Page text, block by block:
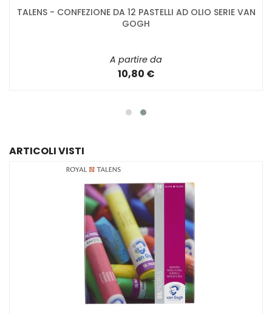
TALENS - CONFEZIONE DA 12 PASTELLI AD OLIO SERIE VAN
GOGH
A partire da
10,80 €
ARTICOLI VISTI